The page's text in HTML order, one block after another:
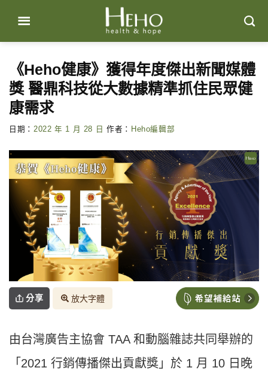
content
《Heho健康》獲得年度傑出新聞媒體
獎 醫鼎科技從大數據精準抓住民眾健
康需求
日期： 2022 年 1 月 28 日 作者： Heho編輯部
分享 放大字體
由台灣廣告主協會 TAA 和動腦雜誌共同舉辦的
「2021 行銷傳播傑出貢獻獎」於 1 月 10 日晚